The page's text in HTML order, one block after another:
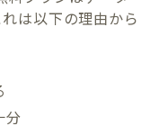
は以下の理由から
分